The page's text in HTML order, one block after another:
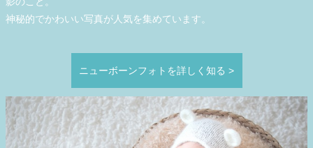
神秘的でかわいい写真が人気を集めています。
ニューボーンフォトを詳しく知る >